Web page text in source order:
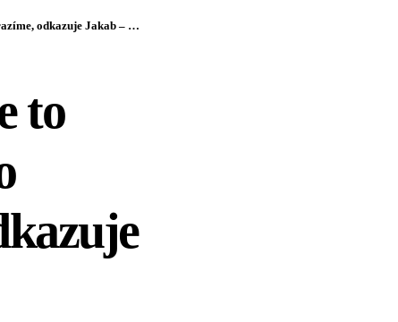
odkazuje Jakab – VIDEO
to